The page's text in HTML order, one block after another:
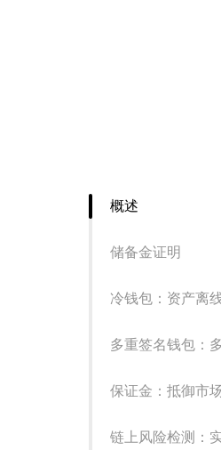
概述
储备金证明
冷钱包：资产离
多重签名钱包：
保证金：抵御市
链上风险检测：